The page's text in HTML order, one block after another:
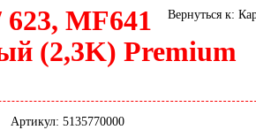
Вернуться к:
MF641
(2,3K) Premium
Артикул: 5135770000